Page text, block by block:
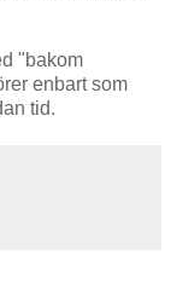
"bakom
enbart som
tid.